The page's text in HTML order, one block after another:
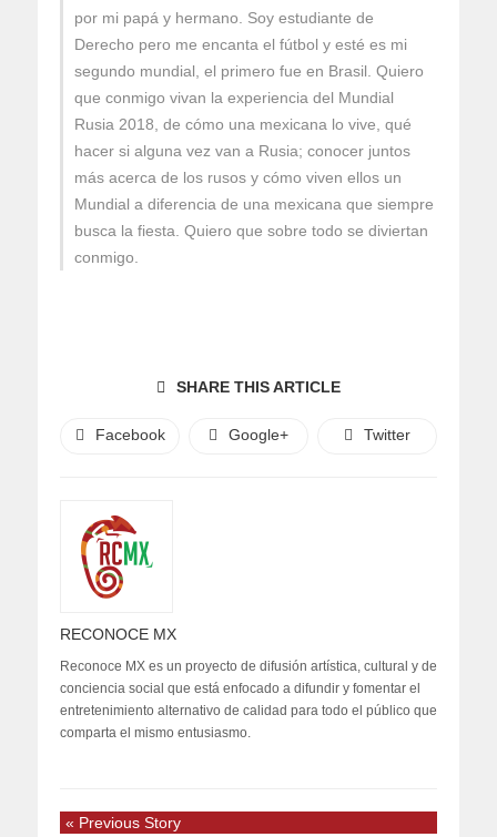
por mi papá y hermano. Soy estudiante de
Derecho pero me encanta el fútbol y esté es mi
segundo mundial, el primero fue en Brasil. Quiero
que conmigo vivan la experiencia del Mundial
Rusia 2018, de cómo una mexicana lo vive, qué
hacer si alguna vez van a Rusia; conocer juntos
más acerca de los rusos y cómo viven ellos un
Mundial a diferencia de una mexicana que siempre
busca la fiesta. Quiero que sobre todo se diviertan
conmigo.
SHARE THIS ARTICLE
Facebook Google+ Twitter
RECONOCE MX
Reconoce MX es un proyecto de difusión artística, cultural y de
conciencia social que está enfocado a difundir y fomentar el
entretenimiento alternativo de calidad para todo el público que
comparta el mismo entusiasmo.
« Previous Story